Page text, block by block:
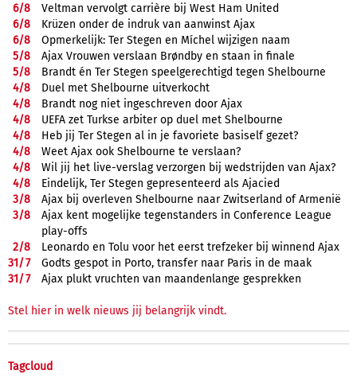
6/8
Veltman vervolgt carrière bij West Ham United
6/8
Krüzen onder de indruk van aanwinst Ajax
6/8
Opmerkelijk: Ter Stegen en Míchel wijzigen naam
5/8
Ajax Vrouwen verslaan Brøndby en staan in finale
5/8
Brandt én Ter Stegen speelgerechtigd tegen Shelbourne
4/8
Duel met Shelbourne uitverkocht
4/8
Brandt nog niet ingeschreven door Ajax
4/8
UEFA zet Turkse arbiter op duel met Shelbourne
4/8
Heb jij Ter Stegen al in je favoriete basiself gezet?
4/8
Weet Ajax ook Shelbourne te verslaan?
4/8
Wil jij het live-verslag verzorgen bij wedstrijden van Ajax?
4/8
Eindelijk, Ter Stegen gepresenteerd als Ajacied
3/8
Ajax bij overleven Shelbourne naar Zwitserland of Armenië
3/8
Ajax kent mogelijke tegenstanders in Conference League
play-offs
2/8
Leonardo en Tolu voor het eerst trefzeker bij winnend Ajax
31/7
Godts gespot in Porto, transfer naar Paris in de maak
31/7 Ajax plukt vruchten van maandenlange gesprekken
Stel hier in welk nieuws jij belangrijk vindt.
Tagcloud